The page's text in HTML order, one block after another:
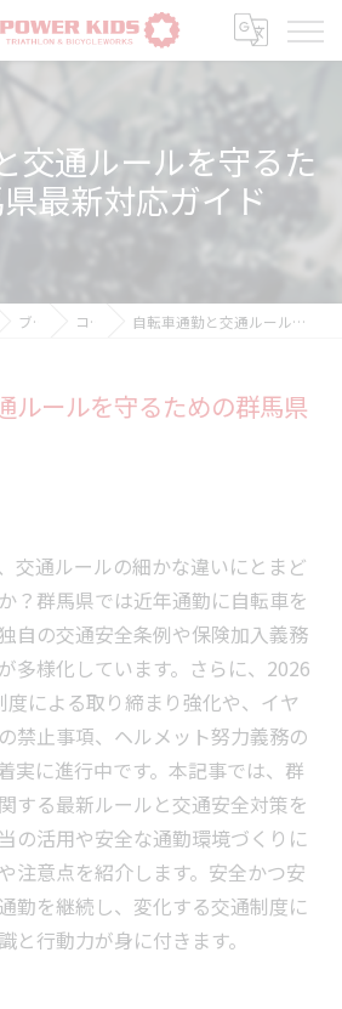
交通ルールを守るた
最新対応ガイド
ブログ コラム 自転車通勤と交通ルールを守るための群馬県最新対応ガイド
ルールを守るための群馬県
交通ルールの細かな違いにとまど
？群馬県では近年通勤に自転車を
自の交通安全条例や保険加入義務
多様化しています。さらに、2026
による取り締まり強化や、イヤ
禁止事項、ヘルメット努力義務の
実に進行中です。本記事では、群
する最新ルールと交通安全対策を
の活用や安全な通勤環境づくりに
注意点を紹介します。安全かつ安
勤を継続し、変化する交通制度に
と行動力が身に付きます。